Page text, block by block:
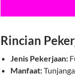
Rincian
Jenis Pekerjaan:
Manfaat: